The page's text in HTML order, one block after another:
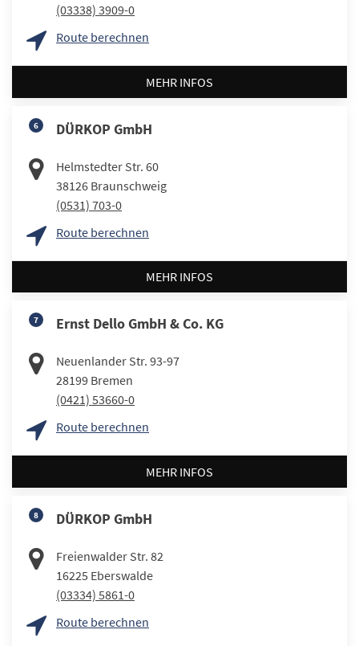
(03338) 3909-0
Route berechnen
MEHR INFOS
6 DÜRKOP GmbH
Helmstedter Str. 60
38126 Braunschweig
(0531) 703-0
Route berechnen
MEHR INFOS
7 Ernst Dello GmbH & Co. KG
Neuenlander Str. 93-97
28199 Bremen
(0421) 53660-0
Route berechnen
MEHR INFOS
8 DÜRKOP GmbH
Freienwalder Str. 82
16225 Eberswalde
(03334) 5861-0
Route berechnen